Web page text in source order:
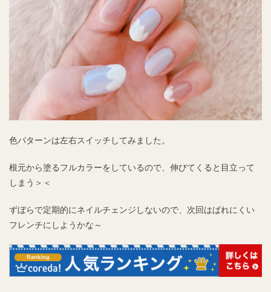
色パターンは左右スイッチしてみました。
根元から塗るフルカラーをしているので、伸びてくると目立って
しまう＞＜
ずぼらで定期的にネイルチェンジしないので、次回はばれにくい
フレンチにしようかな～